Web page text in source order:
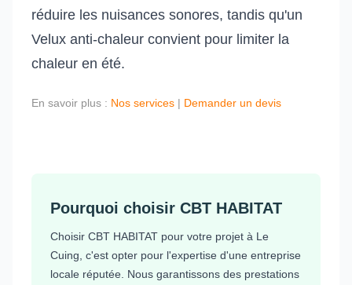
réduire les nuisances sonores, tandis qu'un
Velux anti-chaleur convient pour limiter la
chaleur en été.
En savoir plus : Nos services | Demander un devis
Pourquoi choisir CBT HABITAT
Choisir CBT HABITAT pour votre projet à Le
Cuing, c'est opter pour l'expertise d'une entreprise
locale réputée. Nous garantissons des prestations